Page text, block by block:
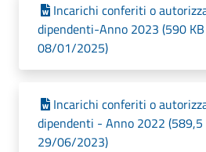
Incarichi conferiti o
dipendenti-Anno 2023 (590
08/01/2025)
Incarichi conferiti o
dipendenti - Anno 2022
29/06/2023)